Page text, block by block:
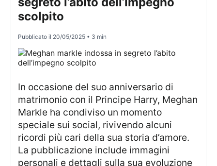
scolpito
Pubblicato il 20/05/2025 • 3 min
In occasione del suo anniversario di
matrimonio con il Principe Harry, Meghan
Markle ha condiviso un momento
speciale sui social, rivivendo alcuni
ricordi più cari della sua storia d’amore.
La pubblicazione include immagini
personali e dettagli sulla sua evoluzione